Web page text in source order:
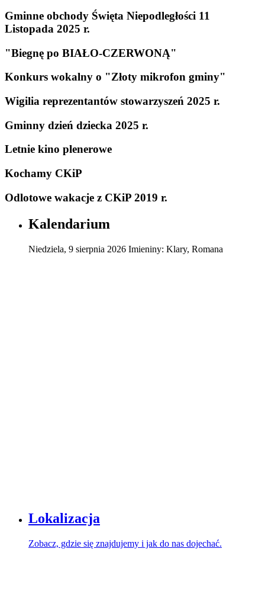
Gminne obchody Święta Niepodległości 11
Listopada 2025 r.
"Biegnę po BIAŁO-CZERWONĄ"
Konkurs wokalny o "Złoty mikrofon gminy"
Wigilia reprezentantów stowarzyszeń 2025 r.
Gminny dzień dziecka 2025 r.
Letnie kino plenerowe
Kochamy CKiP
Odlotowe wakacje z CKiP 2019 r.
Kalendarium
Niedziela, 9 sierpnia 2026 Imieniny: Klary, Romana
Lokalizacja
Zobacz, gdzie się znajdujemy i jak do nas dojechać.